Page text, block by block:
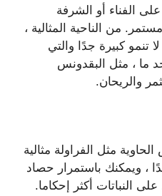
الفناء أو الشرفة
من الناحية المثالية ،
تنمو كبيرة جدًا والتي
ما ، مثل البقدونس
والريحان.
مثل الفراولة مثالية
، ويمكنك باستمرار حصاد
النباتات أكثر إحكاما.